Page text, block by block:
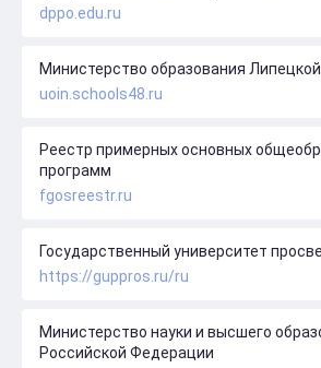
dppo.edu.ru
Министерство образования
uoin.schools48.ru
Реестр примерных основных
программ
fgosreestr.ru
Государственный университет
https://guppros.ru/ru
Министерство науки и высшего
Российской Федерации